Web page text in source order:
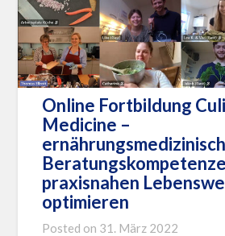
Online Fortbildung
Medicine –
praxisnahen
optimieren
Posted on 31. März 2022